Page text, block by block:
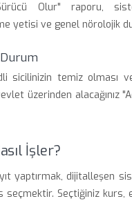
Olur" raporu,
yetisi ve genel nörolojik
sicilinizin temiz olması
üzerinden alacağınız
İşler?
yaptırmak, dijitalleşen
Seçtiğiniz kurs,